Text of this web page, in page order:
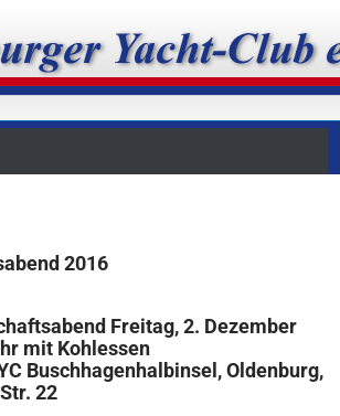
Yacht-Club
e.V.
2016
Freitag, 2. Dezember
mit Kohlessen
Buschhagenhalbinsel, Oldenburg,
22